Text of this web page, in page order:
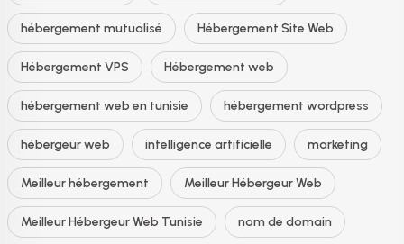
hébergement mutualisé Hébergement Site Web
Hébergement VPS Hébergement web
hébergement web en tunisie hébergement wordpress
hébergeur web intelligence artificielle marketing
Meilleur hébergement Meilleur Hébergeur Web
Meilleur Hébergeur Web Tunisie nom de domain